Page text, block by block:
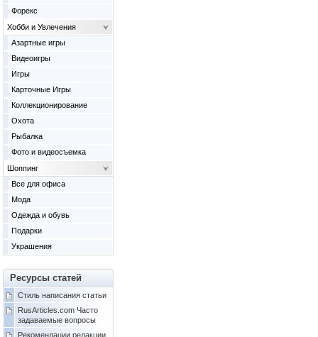
Форекс
Хобби и Увлечения
Азартные игры
Видеоигры
Игры
Карточные Игры
Коллекционирование
Охота
Рыбалка
Фото и видеосъемка
Шоппинг
Все для офиса
Мода
Одежда и обувь
Подарки
Украшения
Ресурсы статей
Стиль написания статьи
RusArticles.com Часто
задаваемые вопросы
Рекомендации редакции